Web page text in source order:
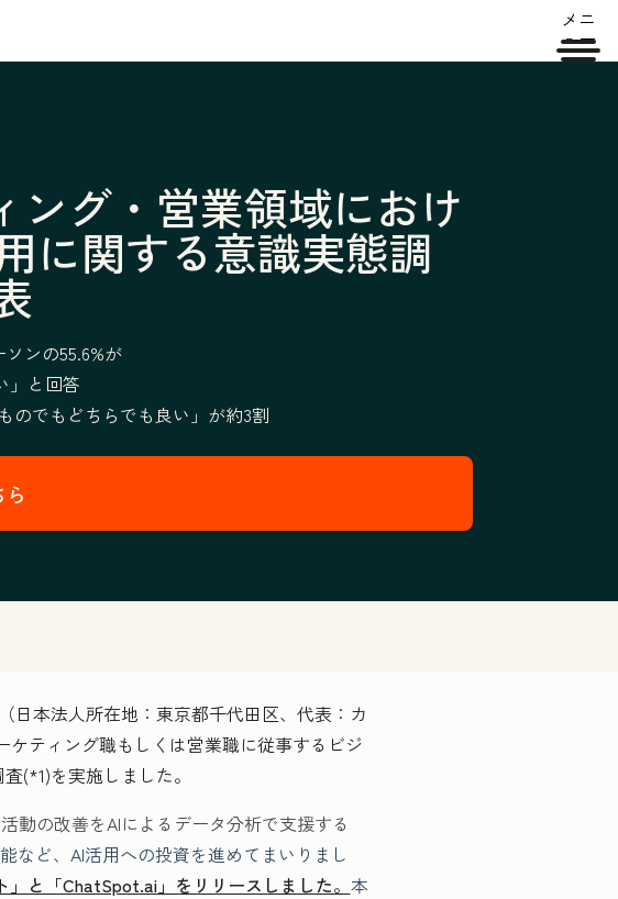
メニ
ュー
ング・営業領域におけ
に関する意識実態調
ンの55.6%が
」と回答
のでもどちらでも良い」が約3割
日本法人所在地：東京都千代田区、代表：カ
ケティング職もしくは営業職に従事するビジ
(*1)を実施しました。
動の改善をAIによるデータ分析で支援する
など、AI活用への投資を進めてまいりまし
と「ChatSpot.ai」をリリースしました。 本